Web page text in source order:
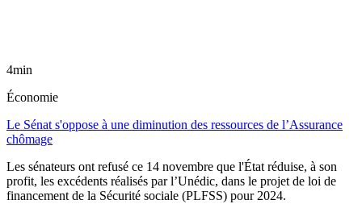
4min
Économie
Le Sénat s'oppose à une diminution des ressources de l’Assurance
chômage
Les sénateurs ont refusé ce 14 novembre que l'État réduise, à son
profit, les excédents réalisés par l’Unédic, dans le projet de loi de
financement de la Sécurité sociale (PLFSS) pour 2024.